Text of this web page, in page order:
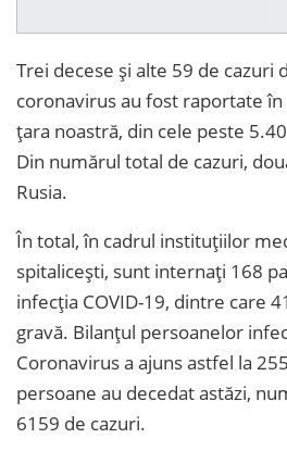
Trei decese și alte 59 de cazuri
coronavirus au fost raportate
țara noastră, din cele peste
Din numărul total de cazuri,
Rusia.
În total, în cadrul instituțiilor
spitalicești, sunt internați 168
infecția COVID-19, dintre care
gravă. Bilanțul persoanelor
Coronavirus a ajuns astfel la
persoane au decedat astăzi,
6159 de cazuri.